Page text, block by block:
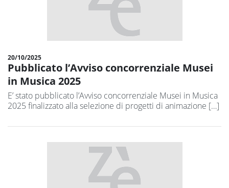
20/10/2025
Pubblicato l’Avviso concorrenziale Musei
in Musica 2025
E’ stato pubblicato l’Avviso concorrenziale Musei in Musica
2025 finalizzato alla selezione di progetti di animazione […]